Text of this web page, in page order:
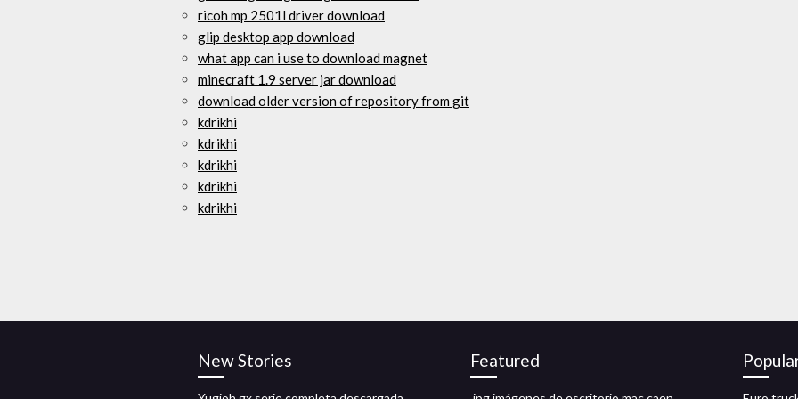
ricoh mp 2501l driver download
glip desktop app download
what app can i use to download magnet
minecraft 1.9 server jar download
download older version of repository from git
kdrikhi
kdrikhi
kdrikhi
kdrikhi
kdrikhi
New Stories Featured